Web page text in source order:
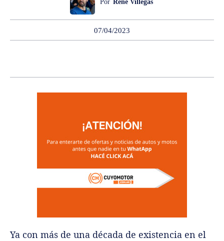
Por René Villegas
07/04/2023
Ya con más de una década de existencia en el